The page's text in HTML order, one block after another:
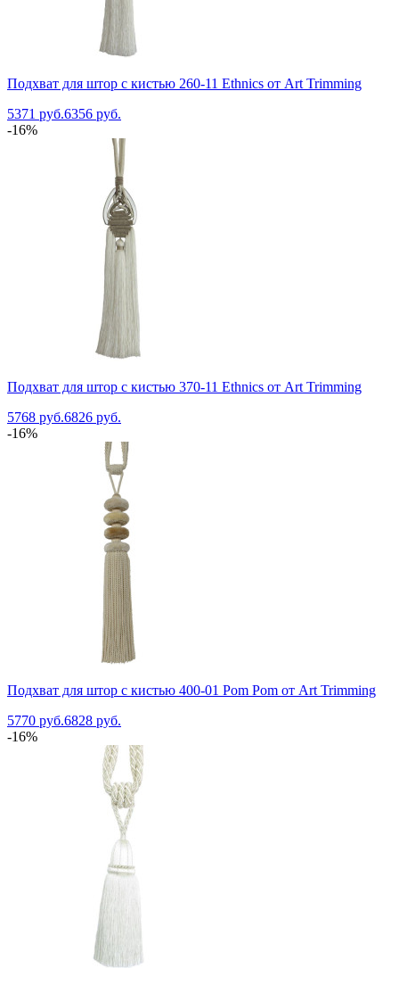
Подхват для штор с кистью 260-11 Ethnics от Art Trimming
5371 руб.6356 руб.
-16%
Подхват для штор с кистью 370-11 Ethnics от Art Trimming
5768 руб.6826 руб.
-16%
Подхват для штор с кистью 400-01 Pom Pom от Art Trimming
5770 руб.6828 руб.
-16%